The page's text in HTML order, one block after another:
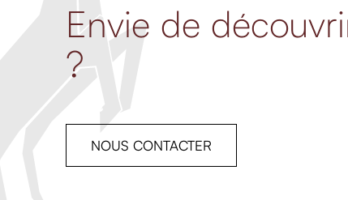
Envie de
?
NOUS CONTACTER